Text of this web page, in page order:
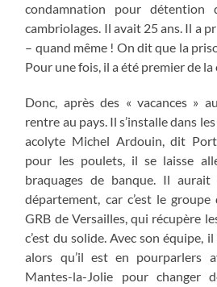
condamnation pour détention
cambriolages. Il avait 25 ans. Il a
– quand même ! On dit que la
Pour une fois, il a été premier de la
Donc, après des « vacances »
rentre au pays. Il s’installe dans
acolyte Michel Ardouin, dit
pour les poulets, il se laisse
braquages de banque. Il
département, car c’est le
GRB de Versailles, qui récupère
c’est du solide. Avec son équipe,
alors qu’il est en pourparlers
Mantes-la-Jolie pour changer